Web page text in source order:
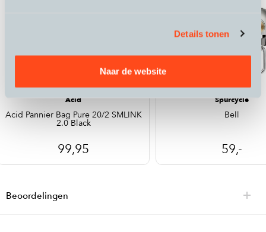
Details tonen
Naar de website
Acid
Acid Pannier Bag Pure 20/2 SMLINK
2.0 Black
99,95
Spurcycle
Bell
59,-
Beoordelingen